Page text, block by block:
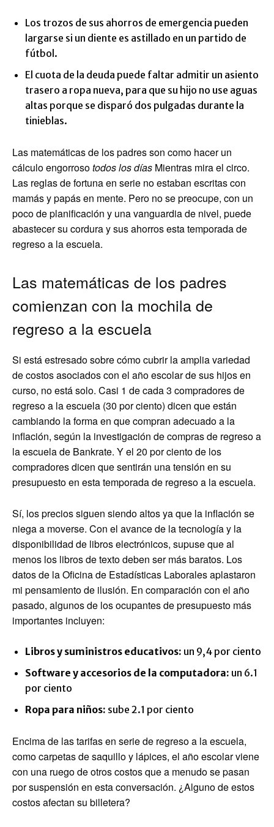
Los trozos de sus ahorros de emergencia pueden
largarse si un diente es astillado en un partido de
fútbol.
El cuota de la deuda puede faltar admitir un asiento
trasero a ropa nueva, para que su hijo no use aguas
altas porque se disparó dos pulgadas durante la
tinieblas.
Las matemáticas de los padres son como hacer un
cálculo engorrosotodos los días Mientras mira el circo.
Las reglas de fortuna en serie no estaban escritas con
mamás y papás en mente. Pero no se preocupe, con un
poco de planificación y una vanguardia de nivel, puede
abastecer su cordura y sus ahorros esta temporada de
regreso a la escuela.
Las matemáticas de los padres
comienzan con la mochila de
regreso a la escuela
Si está estresado sobre cómo cubrir la amplia variedad
de costos asociados con el año escolar de sus hijos en
curso, no está solo. Casi 1 de cada 3 compradores de
regreso a la escuela (30 por ciento) dicen que están
cambiando la forma en que compran adecuado a la
inflación, según la investigación de compras de regreso a
la escuela de Bankrate. Y el 20 por ciento de los
compradores dicen que sentirán una tensión en su
presupuesto en esta temporada de regreso a la escuela.
Sí, los precios siguen siendo altos ya que la inflación se
niega a moverse. Con el avance de la tecnología y la
disponibilidad de libros electrónicos, supuse que al
menos los libros de texto deben ser más baratos. Los
datos de la Oficina de Estadísticas Laborales aplastaron
mi pensamiento de ilusión. En comparación con el año
pasado, algunos de los ocupantes de presupuesto más
importantes incluyen:
Libros y suministros educativos: un 9,4 por ciento
Software y accesorios de la computadora: un 6.1
por ciento
Ropa para niños: sube 2.1 por ciento
Encima de las tarifas en serie de regreso a la escuela,
como carpetas de saquillo y lápices, el año escolar viene
con una ruego de otros costos que a menudo se pasan
por suspensión en esta conversación. ¿Alguno de estos
costos afectan su billetera?